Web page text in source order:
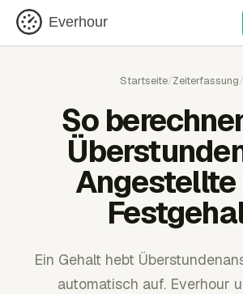
Everhour
Startseite/Zeiterfassung/
So
Ein Gehalt hebt
automatisch auf. Everhour